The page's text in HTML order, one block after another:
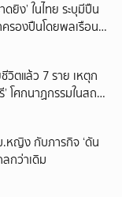
ยิง’ ในไทย ระบุมีปืน
รองปืนโดยพลเรือน
วิตแล้ว 7 ราย เหตุก
โศกนาฏกรรมในสถาน
.หญิง กับภารกิจ ‘ดัน
ลกว่าเดิม